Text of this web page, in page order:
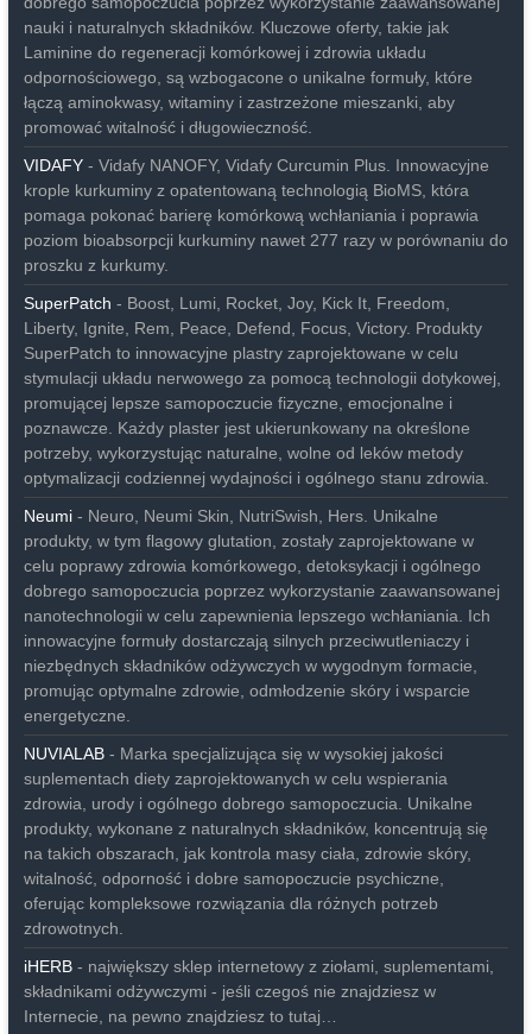
nauki i naturalnych składników. Kluczowe oferty, takie jak
Laminine do regeneracji komórkowej i zdrowia układu
odpornościowego, są wzbogacone o unikalne formuły, które
łączą aminokwasy, witaminy i zastrzeżone mieszanki, aby
promować witalność i długowieczność.
VIDAFY- Vidafy NANOFY, Vidafy Curcumin Plus. Innowacyjne
krople kurkuminy z opatentowaną technologią BioMS, która
pomaga pokonać barierę komórkową wchłaniania i poprawia
poziom bioabsorpcji kurkuminy nawet 277 razy w porównaniu do
proszku z kurkumy.
SuperPatch - Boost, Lumi, Rocket, Joy, Kick It, Freedom,
Liberty, Ignite, Rem, Peace, Defend, Focus, Victory. Produkty
SuperPatch to innowacyjne plastry zaprojektowane w celu
stymulacji układu nerwowego za pomocą technologii dotykowej,
promującej lepsze samopoczucie fizyczne, emocjonalne i
poznawcze. Każdy plaster jest ukierunkowany na określone
potrzeby, wykorzystując naturalne, wolne od leków metody
optymalizacji codziennej wydajności i ogólnego stanu zdrowia.
Neumi- Neuro, Neumi Skin, NutriSwish, Hers. Unikalne
produkty, w tym flagowy glutation, zostały zaprojektowane w
celu poprawy zdrowia komórkowego, detoksykacji i ogólnego
dobrego samopoczucia poprzez wykorzystanie zaawansowanej
nanotechnologii w celu zapewnienia lepszego wchłaniania. Ich
innowacyjne formuły dostarczają silnych przeciwutleniaczy i
niezbędnych składników odżywczych w wygodnym formacie,
promując optymalne zdrowie, odmłodzenie skóry i wsparcie
energetyczne.
NUVIALAB- Marka specjalizująca się w wysokiej jakości
suplementach diety zaprojektowanych w celu wspierania
zdrowia, urody i ogólnego dobrego samopoczucia. Unikalne
produkty, wykonane z naturalnych składników, koncentrują się
na takich obszarach, jak kontrola masy ciała, zdrowie skóry,
witalność, odporność i dobre samopoczucie psychiczne,
oferując kompleksowe rozwiązania dla różnych potrzeb
zdrowotnych.
iHERB- największy sklep internetowy z ziołami, suplementami,
składnikami odżywczymi - jeśli czegoś nie znajdziesz w
Internecie, na pewno znajdziesz to tutaj…